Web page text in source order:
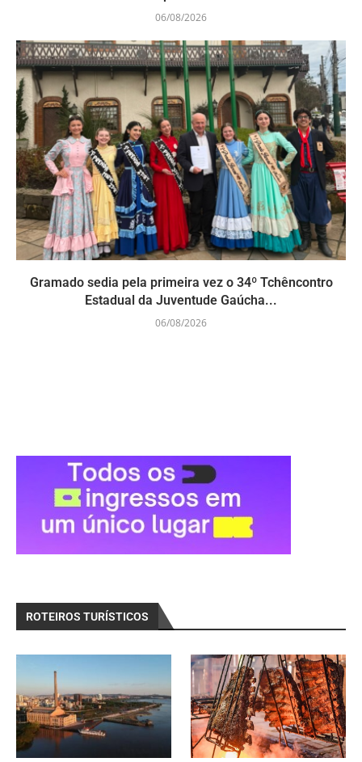
06/08/2026
Gramado sedia pela primeira vez o 34º Tchêncontro
Estadual da Juventude Gaúcha...
06/08/2026
ROTEIROS TURÍSTICOS